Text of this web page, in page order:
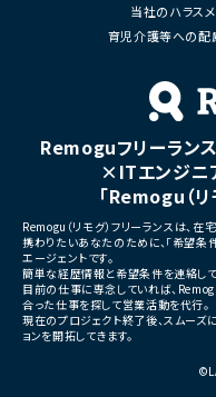
当社のハラス
育児介護等への配
Remoguフリーランス
×ITエンジニ
「Remogu（リ
Remogu（リモグ）フリーランスは、
携わりたいあなたのために、「希望条
エージェントです。
簡単な経歴情報と希望条件を連絡して
目前の仕事に専念していれば、
合った仕事を探して営業活動を代行。
現在のプロジェクト終了後、スムー
ョンを開拓してきます。